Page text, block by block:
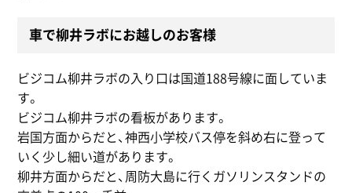
車で柳井ラボにお越しのお客様
ビジコム柳井ラボの入り口は国道188号線に面していま
す。
ビジコム柳井ラボの看板があります。
岩国方面からだと、神西小学校バス停を斜め右に登って
いく少し細い道があります。
柳井方面からだと、周防大島に行くガソリンスタンドの